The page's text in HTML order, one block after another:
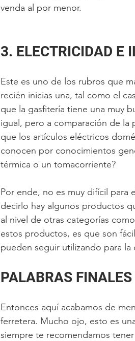
venda al por menor.
3. ELECTRICIDAD E
Este es uno de los rubros que
recién inicias una, tal como el
que la gasfitería tiene una muy
igual, pero a comparación de la
que los artículos eléctricos
conocen por conocimientos
térmica o un tomacorriente?
Por ende, no es muy difícil para
decirlo hay algunos productos
al nivel de otras categorías
estos productos, es que son
pueden seguir utilizando para
PALABRAS
Entonces aquí acabamos de
ferretera. Mucho ojo, esto es
siempre te recomendamos